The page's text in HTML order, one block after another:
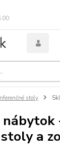
stoly
a